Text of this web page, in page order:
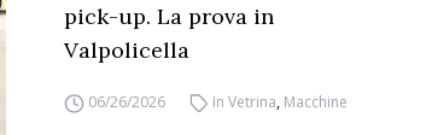
pick-up. La prova in
Valpolicella
06/26/2026 In Vetrina, Macchine